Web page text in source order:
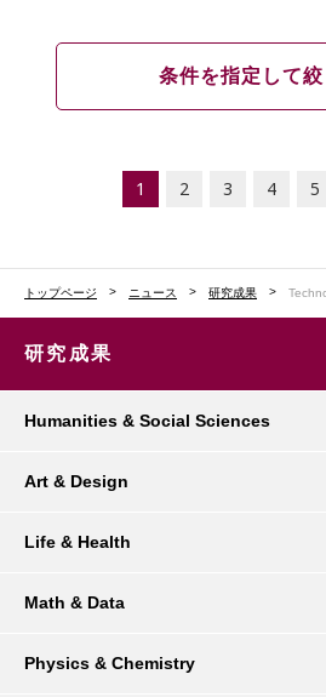
条件を指定して
1 2 3 4 5
トップページ ニュース 研究成果
研究成果
Humanities & Social Sciences
Art & Design
Life & Health
Math & Data
Physics & Chemistry